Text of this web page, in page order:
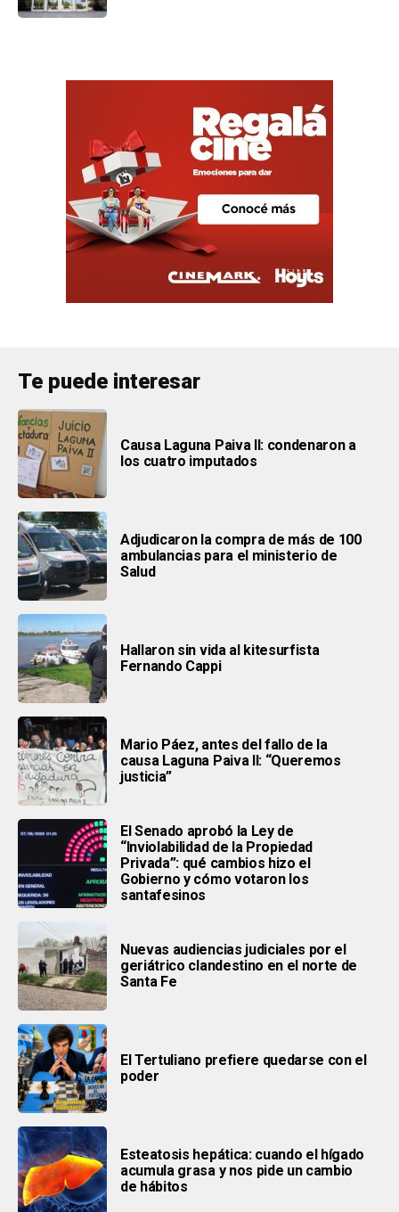
Te puede interesar
Causa Laguna Paiva II: condenaron a
los cuatro imputados
Adjudicaron la compra de más de 100
ambulancias para el ministerio de
Salud
Hallaron sin vida al kitesurfista
Fernando Cappi
Mario Páez, antes del fallo de la
causa Laguna Paiva II: “Queremos
justicia”
El Senado aprobó la Ley de
“Inviolabilidad de la Propiedad
Privada”: qué cambios hizo el
Gobierno y cómo votaron los
santafesinos
Nuevas audiencias judiciales por el
geriátrico clandestino en el norte de
Santa Fe
El Tertuliano prefiere quedarse con el
poder
Esteatosis hepática: cuando el hígado
acumula grasa y nos pide un cambio
de hábitos